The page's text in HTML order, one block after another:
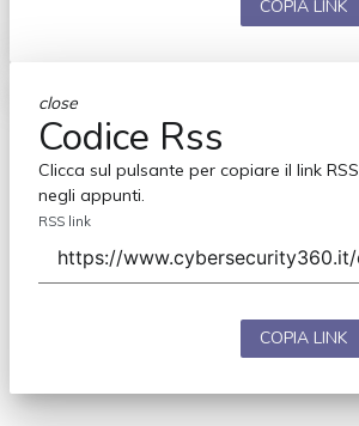
COPIA LINK
close
Codice Rss
Clicca sul pulsante per copiare il link RSS
negli appunti.
RSS link
COPIA LINK